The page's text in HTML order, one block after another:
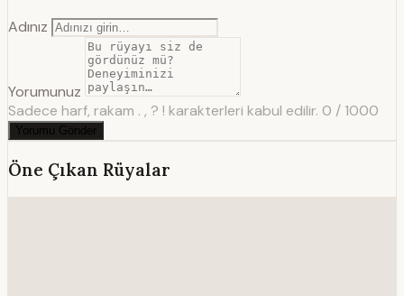
Adınız
Yorumunuz
Sadece harf, rakam . , ? ! karakterleri kabul edilir. 0 / 1000
Yorumu Gönder
Öne Çıkan Rüyalar